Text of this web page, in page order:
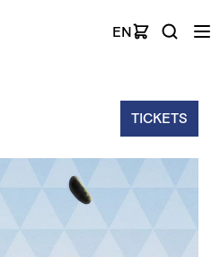
EN
TICKETS